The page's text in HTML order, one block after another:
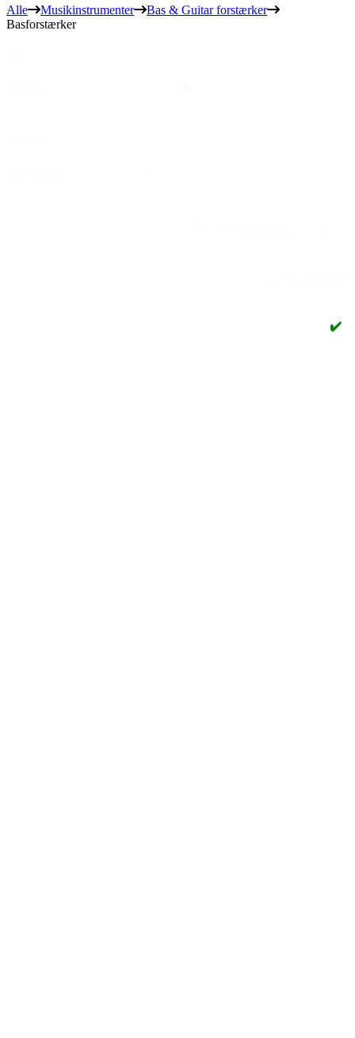
Alle Musikinstrumenter
Bas & Guitar forstærker
Basforstærker
✔️